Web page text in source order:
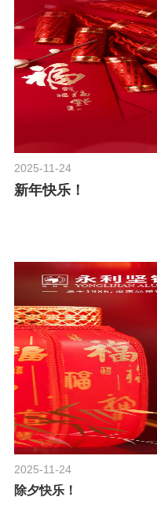
2025-11-24
新年快乐！
2025-11-24
除夕快乐！